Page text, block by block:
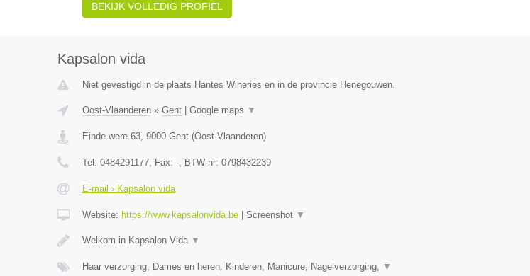
BEKIJK VOLLEDIG PROFIEL
Kapsalon vida
Niet gevestigd in de plaats Hantes Wiheries en in de provincie Henegouwen.
Oost-Vlaanderen» Gent| Google maps ▼
Einde were 63, 9000 Gent(Oost-Vlaanderen)
Tel: 0484291177, Fax: -, BTW-nr: 0798432239
E-mail › Kapsalon vida
Website: https://www.kapsalonvida.be| Screenshot ▼
Welkom in Kapsalon Vida ▼
Haar verzorging, Dames en heren, Kinderen, Manicure, Nagelverzorging, ▼